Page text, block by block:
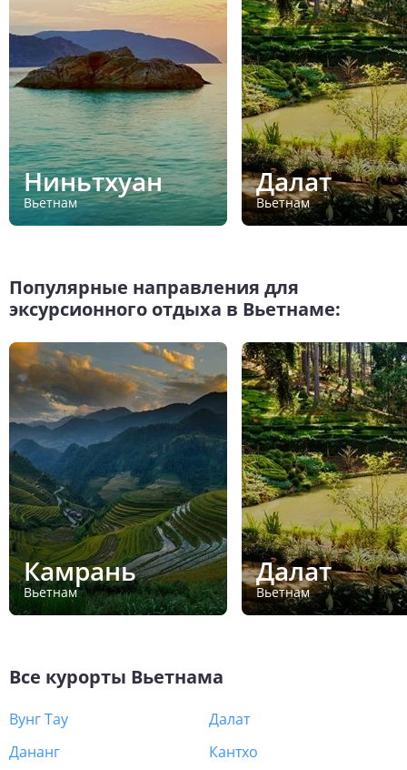
Ниньтхуан
Вьетнам
Далат
Вьетнам
Популярные направления для
эксурсионного отдыха в Вьетнаме:
Камрань
Вьетнам
Далат
Вьетнам
Все курорты Вьетнама
Вунг Тау
Далат
Дананг
Кантхо